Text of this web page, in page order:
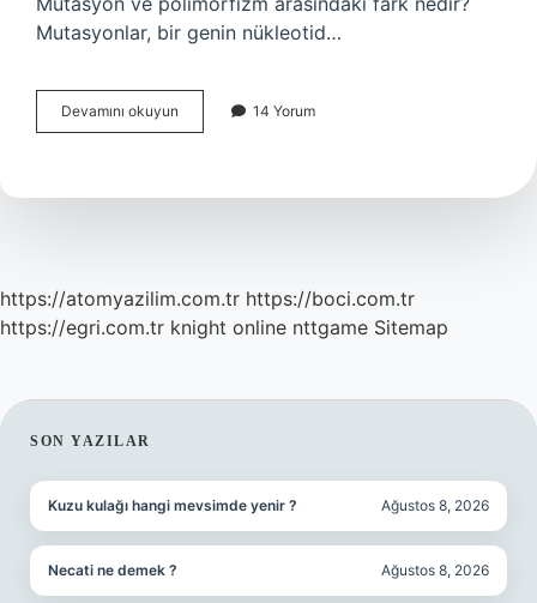
Mutasyonlar, bir genin nükleotid…
Devamını okuyun Polimorfizm
Nasıl
14 Yorum
https://atomyazilim.com.tr https://boci.com.tr
https://egri.com.tr knight online nttgame Sitemap
SIDEBAR
SON YAZILAR
Kuzu kulağı hangi mevsimde yenir ? Ağustos 8, 2026
Necati ne demek ? Ağustos 8, 2026